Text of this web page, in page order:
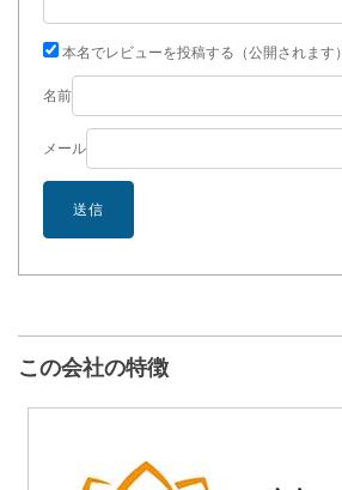
本名でレビューを投稿する（公開されます）
名前
メール
この会社の特徴